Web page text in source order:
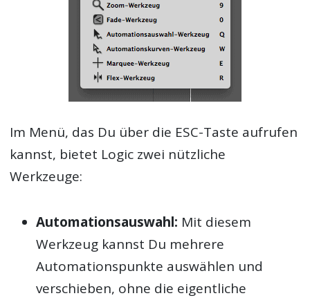
Im Menü, das Du über die ESC-Taste aufrufen
kannst, bietet Logic zwei nützliche
Werkzeuge:
Automationsauswahl: Mit diesem
Werkzeug kannst Du mehrere
Automationspunkte auswählen und
verschieben, ohne die eigentliche